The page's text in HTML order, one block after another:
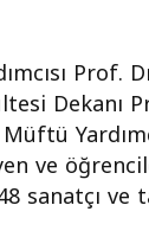
Prof.
Dekanı
ve
sanatçı ve